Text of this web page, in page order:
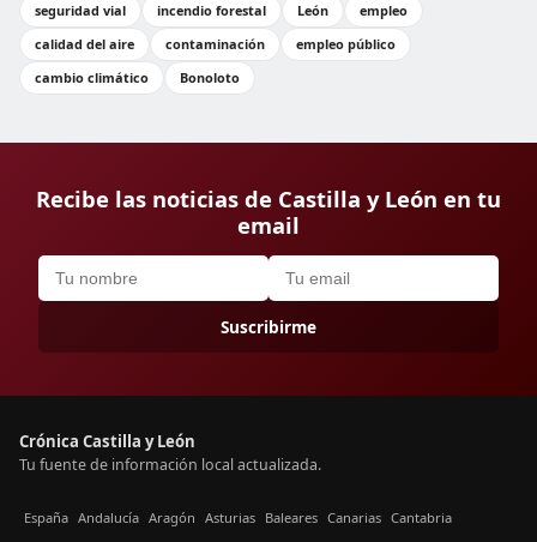
seguridad vial incendio forestal León
empleo
calidad del aire
contaminación
empleo público
cambio climático
Bonoloto
Recibe las noticias de Castilla y León en tu
email
Suscribirme
Crónica Castilla y León
Tu fuente de información local actualizada.
España Andalucía Aragón Asturias Baleares Canarias Cantabria